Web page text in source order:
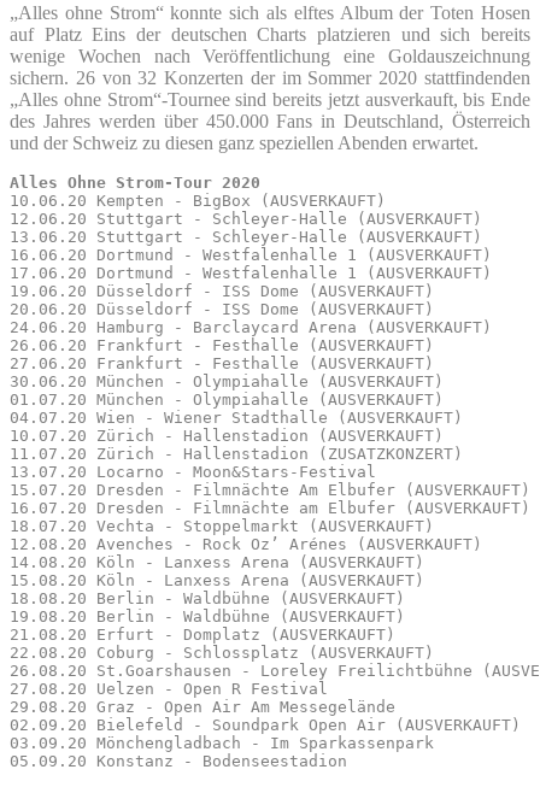
„Alles ohne Strom“ konnte sich als elftes Album der Toten Hosen
auf Platz Eins der deutschen Charts platzieren und sich bereits
wenige Wochen nach Veröffentlichung eine Goldauszeichnung
sichern. 26 von 32 Konzerten der im Sommer 2020 stattfindenden
„Alles ohne Strom“-Tournee sind bereits jetzt ausverkauft, bis Ende
des Jahres werden über 450.000 Fans in Deutschland, Österreich
und der Schweiz zu diesen ganz speziellen Abenden erwartet.
Alles Ohne Strom-Tour 2020
10.06.20 Kempten - BigBox (AUSVERKAUFT)
12.06.20 Stuttgart - Schleyer-Halle (AUSVERKAUFT)
13.06.20 Stuttgart - Schleyer-Halle (AUSVERKAUFT)
16.06.20 Dortmund - Westfalenhalle 1 (AUSVERKAUFT)
17.06.20 Dortmund - Westfalenhalle 1 (AUSVERKAUFT)
19.06.20 Düsseldorf - ISS Dome (AUSVERKAUFT)
20.06.20 Düsseldorf - ISS Dome (AUSVERKAUFT)
24.06.20 Hamburg - Barclaycard Arena (AUSVERKAUFT)
26.06.20 Frankfurt - Festhalle (AUSVERKAUFT)
27.06.20 Frankfurt - Festhalle (AUSVERKAUFT)
30.06.20 München - Olympiahalle (AUSVERKAUFT)
01.07.20 München - Olympiahalle (AUSVERKAUFT)
04.07.20 Wien - Wiener Stadthalle (AUSVERKAUFT)
10.07.20 Zürich - Hallenstadion (AUSVERKAUFT)
11.07.20 Zürich - Hallenstadion (ZUSATZKONZERT)
13.07.20 Locarno - Moon&Stars-Festival
15.07.20 Dresden - Filmnächte Am Elbufer (AUSVERKAUFT)
16.07.20 Dresden - Filmnächte am Elbufer (AUSVERKAUFT)
18.07.20 Vechta - Stoppelmarkt (AUSVERKAUFT)
12.08.20 Avenches - Rock Oz’ Arénes (AUSVERKAUFT)
14.08.20 Köln - Lanxess Arena (AUSVERKAUFT)
15.08.20 Köln - Lanxess Arena (AUSVERKAUFT)
18.08.20 Berlin - Waldbühne (AUSVERKAUFT)
19.08.20 Berlin - Waldbühne (AUSVERKAUFT)
21.08.20 Erfurt - Domplatz (AUSVERKAUFT)
22.08.20 Coburg - Schlossplatz (AUSVERKAUFT)
26.08.20 St.Goarshausen - Loreley Freilichtbühne
27.08.20 Uelzen - Open R Festival
29.08.20 Graz - Open Air Am Messegelände
02.09.20 Bielefeld - Soundpark Open Air (AUSVERKAUFT)
03.09.20 Mönchengladbach - Im Sparkassenpark